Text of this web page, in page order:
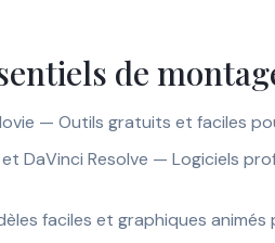
de
— Outils gratuits et faciles
DaVinci Resolve — Logiciels
faciles et graphiques